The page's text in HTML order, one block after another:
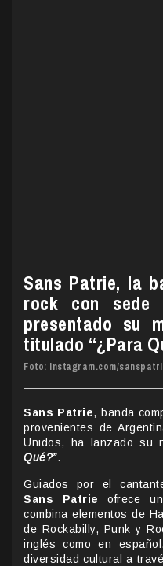
Sans Patrie, la
rock con sede
presentado su
titulado “¿Para
Foto: instagram.com/
Sans Patrie, banda
provenientes de
Unidos, ha lanzado su
Qué?”.
Guiados por el
Sans Patrie
ofrece
combina elementos de
de Rockabilly, Punk y
inglés como en
diversidad cultural a